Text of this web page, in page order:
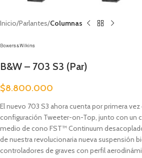
Inicio Parlantes Columnas
B&W – 703 S3 (Par)
$8.800.000
El nuevo 703 S3 ahora cuenta por primera
configuración Tweeter-on-Top, junto con un
medio de cono FST™ Continuum
de nuestra revolucionaria nueva suspensión
controladores de graves con perfil